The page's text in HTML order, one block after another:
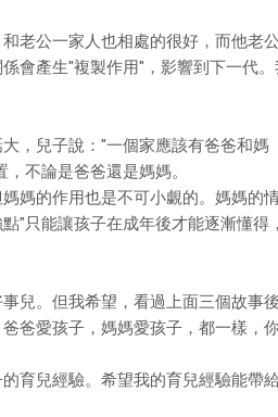
老公一家人也相處的很好，而他老
會產生"複製作用"，影響到下一代。
，兒子說："一個家應該有爸爸和媽
不論是爸爸還是媽媽。
媽的作用也是不可小覷的。媽媽的
"只能讓孩子在成年後才能逐漸懂得，
兒。但我希望，看過上面三個故事
爸愛孩子，媽媽愛孩子，都一樣，
育兒經驗。希望我的育兒經驗能帶